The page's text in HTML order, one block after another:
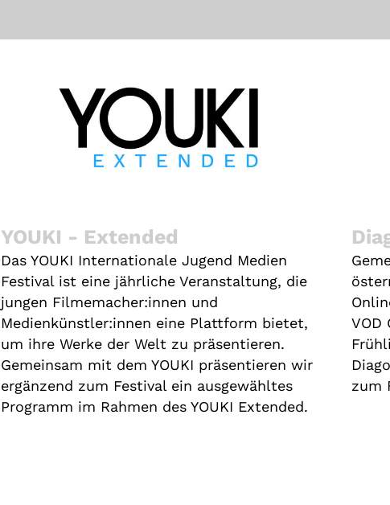
YOUKI - Extended
Das YOUKI Internationale Jugend Medien
Festival ist eine jährliche Veranstaltung, die
jungen Filmemacher:innen und
Medienkünstler:innen eine Plattform bietet,
um ihre Werke der Welt zu präsentieren.
Gemeinsam mit dem YOUKI präsentieren wir
ergänzend zum Festival ein ausgewähltes
Programm im Rahmen des YOUKI Extended.
VOD
zum